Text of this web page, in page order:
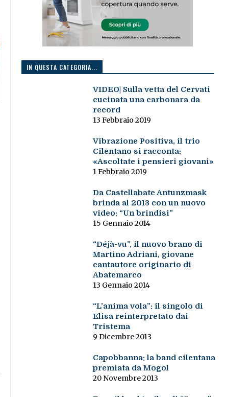
IN QUESTA CATEGORIA...
VIDEO| Sulla vetta del Cervati
cucinata una carbonara da
record
13 Febbraio 2019
Vibrazione Positiva, il trio
Cilentano si racconta:
«Ascoltate i pensieri giovani»
1 Febbraio 2019
Da Castellabate Antunzmask
brinda al 2013 con un nuovo
video: “Un brindisi”
15 Gennaio 2014
“Déjà-vu”, il nuovo brano di
Martino Adriani, giovane
cantautore originario di
Abatemarco
13 Gennaio 2014
“L’anima vola”: il singolo di
Elisa reinterpretato dai
Tristema
9 Dicembre 2013
Capobbanna: la band cilentana
premiata da Mogol
20 Novembre 2013